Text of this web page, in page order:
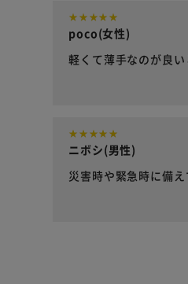
poco(女性)
軽くて薄手なのが良い
ニボシ(男性)
災害時や緊急時に備え